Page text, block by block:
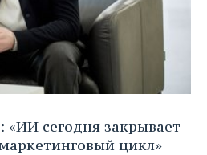
«ИИ сегодня закрывает
цикл»